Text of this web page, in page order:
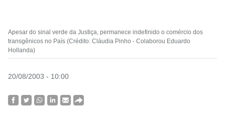
Apesar do sinal verde da Justiça, permanece indefinido o comércio dos
transgênicos no País (Crédito: Cláudia Pinho - Colaborou Eduardo
Hollanda)
20/08/2003 - 10:00